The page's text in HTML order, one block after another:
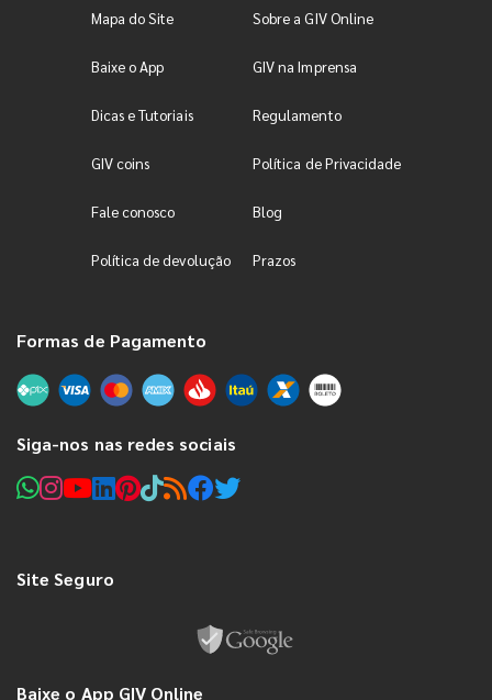
Mapa do Site Sobre a GIV Online
Baixe o App GIV na Imprensa
Dicas e Tutoriais Regulamento
GIV coins Política de Privacidade
Fale conosco Blog
Política de devolução Prazos
Formas de Pagamento
Siga-nos nas redes sociais
Site Seguro
Baixe o App GIV Online